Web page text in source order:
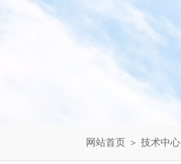
网站首页 ＞ 技术中心